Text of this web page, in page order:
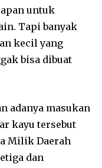
untuk
Tapi banyak
kecil yang
bisa dibuat
adanya masukan
kayu tersebut
Milik Daerah
dan